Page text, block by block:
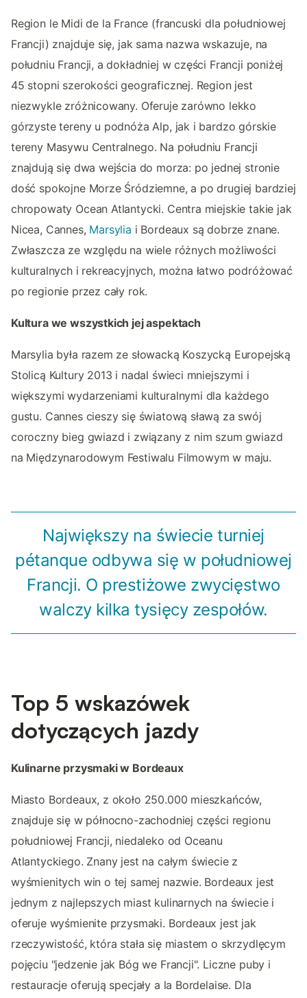
Region le Midi de la France (francuski dla południowej
Francji) znajduje się, jak sama nazwa wskazuje, na
południu Francji, a dokładniej w części Francji poniżej
45 stopni szerokości geograficznej. Region jest
niezwykle zróżnicowany. Oferuje zarówno lekko
górzyste tereny u podnóża Alp, jak i bardzo górskie
tereny Masywu Centralnego. Na południu Francji
znajdują się dwa wejścia do morza: po jednej stronie
dość spokojne Morze Śródziemne, a po drugiej bardziej
chropowaty Ocean Atlantycki. Centra miejskie takie jak
Nicea, Cannes, Marsylia i Bordeaux są dobrze znane.
Zwłaszcza ze względu na wiele różnych możliwości
kulturalnych i rekreacyjnych, można łatwo podróżować
po regionie przez cały rok.
Kultura we wszystkich jej aspektach
Marsylia była razem ze słowacką Koszycką Europejską
Stolicą Kultury 2013 i nadal świeci mniejszymi i
większymi wydarzeniami kulturalnymi dla każdego
gustu. Cannes cieszy się światową sławą za swój
coroczny bieg gwiazd i związany z nim szum gwiazd
na Międzynarodowym Festiwalu Filmowym w maju.
Największy na świecie turniej
pétanque odbywa się w południowej
Francji. O prestiżowe zwycięstwo
walczy kilka tysięcy zespołów.
Top 5 wskazówek
dotyczących jazdy
Kulinarne przysmaki w Bordeaux
Miasto Bordeaux, z około 250.000 mieszkańców,
znajduje się w północno-zachodniej części regionu
południowej Francji, niedaleko od Oceanu
Atlantyckiego. Znany jest na całym świecie z
wyśmienitych win o tej samej nazwie. Bordeaux jest
jednym z najlepszych miast kulinarnych na świecie i
oferuje wyśmienite przysmaki. Bordeaux jest jak
rzeczywistość, która stała się miastem o skrzydlęcym
pojęciu "jedzenie jak Bóg we Francji". Liczne puby i
restauracje oferują specjały a la Bordelaise. Dla